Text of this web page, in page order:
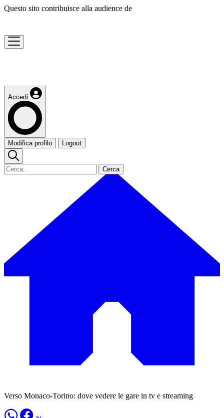
Questo sito contribuisce alla audience de
Accedi
Modifica profilo Logout
Cerca
Verso Monaco-Torino: dove vedere le gare in tv e streaming